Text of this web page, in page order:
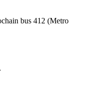
bus 412 (Metro
.